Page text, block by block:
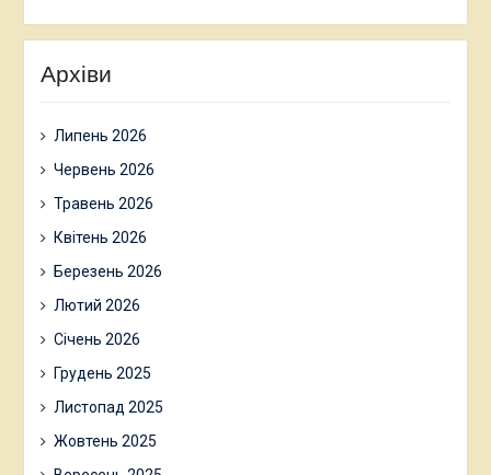
Архіви
Липень 2026
Червень 2026
Травень 2026
Квітень 2026
Березень 2026
Лютий 2026
Січень 2026
Грудень 2025
Листопад 2025
Жовтень 2025